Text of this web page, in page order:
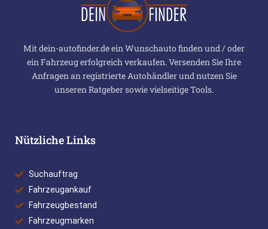
Mit dein-autofinder.de ein Wunschauto finden und / oder
ein Fahrzeug erfolgreich verkaufen. Versenden Sie Ihre
Anfragen an registrierte Autohändler und nutzen Sie
unseren Ratgeber sowie vielseitige Tools.
Nützliche Links
Suchauftrag
Fahrzeugankauf
Fahrzeugbestand
Fahrzeugmarken